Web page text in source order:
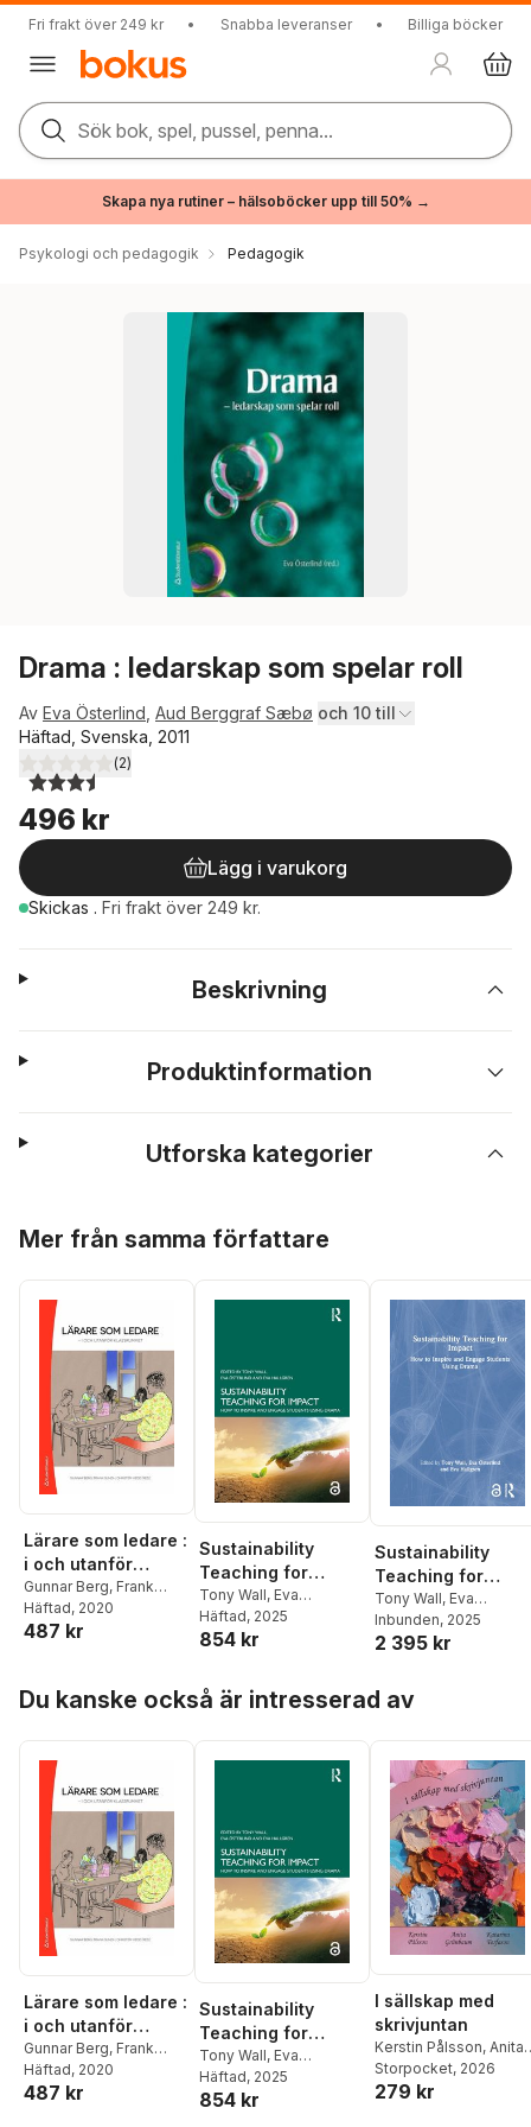
Fri frakt över 249 kr • Snabba leveranser • Billiga böcker
Sök bok, spel, pussel, penna...
Skapa nya rutiner – hälsoböcker upp till 50% →
Psykologi och pedagogik Pedagogik
Drama : ledarskap som spelar roll
Av Eva Österlind Aud Berggraf Sæbø och 10 till
Häftad, Svenska, 2011
3,5utav 5 stjärnor. Totalt antal röster:
(2)
496 kr
Lägg i varukorg
Skickas . Fri frakt över 249 kr.
Beskrivning
Produktinformation
Utforska kategorier
Mer från samma författare
Lärare som ledare :
i och utanför
klassrummet
Gunnar Berg, Frank
Sundh, Christer Wede
Fia Andersson
Bostedt,Lena Boström,
Filipsson,Linda
Eriksson
Granström
Haglund,Eva Hammar
Chiriac
Sören Högberg
Anders Olofsson ,John
Steinberg,Christer
Stensmo,Eva Österlind
Häftad, 2020
487 kr
Sustainability
Teaching for
Impact
Tony Wall, Eva
Österlind,Eva Hallgren
Häftad, 2025
854 kr
Sustainability
Teaching for
Impact
Tony Wall, Eva
Österlind, Eva Hallgren
Inbunden, 2025
2 395 kr
Du kanske också är intresserad av
Lärare som ledare :
i och utanför
klassrummet
Gunnar Berg, Frank
Sundh, Christer Wede
Fia Andersson
Häftad, 2020
487 kr
Sustainability
Teaching for
Impact
Tony Wall, Eva
Österlind,Eva Hallgren
Häftad, 2025
854 kr
I sällskap med
skrivjuntan
Kerstin Pålsson, Anita
Grünbaum,Katarina
Torfason
Storpocket, 2026
279 kr